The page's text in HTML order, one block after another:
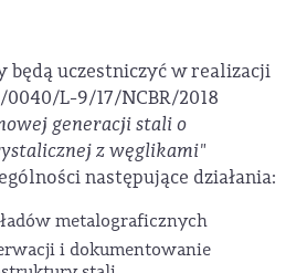
będą uczestniczyć w realizacji
L-9/17/NCBR/2018
generacji stali o
z węglikami"
następujące działania:
metalograficznych
i dokumentowanie